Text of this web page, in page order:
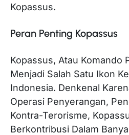
Kopassus.
Peran Penting Kopassus
Kopassus, Atau Komando
Menjadi Salah Satu Ikon
Indonesia. Denkenal
Operasi Penyerangan,
Kontra-Terorisme,
Berkontribusi Dalam